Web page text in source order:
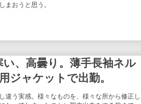
まおうと思う。
、高曇り。薄手長袖ネル
ジャケットで出勤。
違う実感。様々なものを、様々な所から修正し